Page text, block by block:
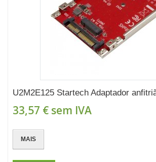
U2M2E125 Startech Adaptador
33,57 € sem IVA
MAIS